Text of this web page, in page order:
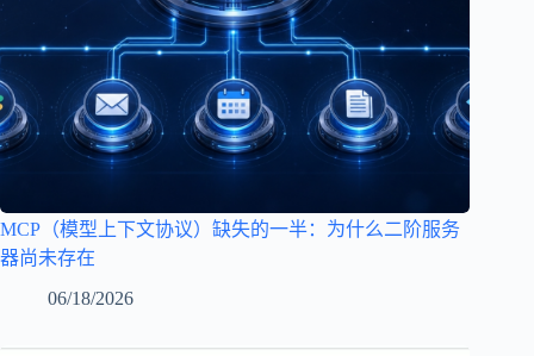
MCP（模型上下文协议）缺失的一半：为什么二阶服务
器尚未存在
06/18/2026